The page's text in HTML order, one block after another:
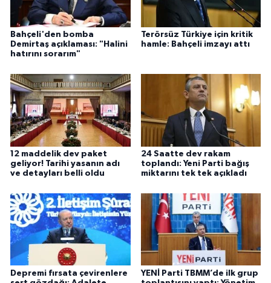
Bahçeli'den bomba
Demirtaş açıklaması: "Halini
hatırını sorarım"
Terörsüz Türkiye için kritik
hamle: Bahçeli imzayı attı
12 maddelik dev paket
geliyor! Tarihi yasanın adı
ve detayları belli oldu
24 Saatte dev rakam
toplandı: Yeni Parti bağış
miktarını tek tek açıkladı
Depremi fırsata çevirenlere
YENİ Parti TBMM’de ilk grup